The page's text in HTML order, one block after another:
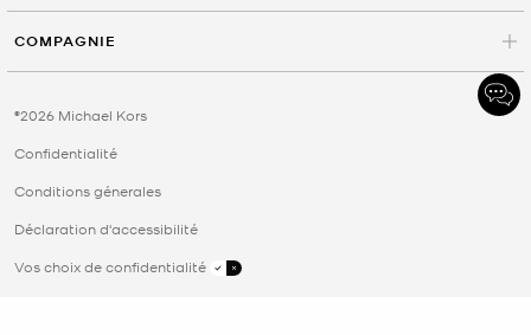
COMPAGNIE
©2026 Michael Kors
Confidentialité
Conditions génerales
Déclaration d'accessibilité
Vos choix de confidentialité